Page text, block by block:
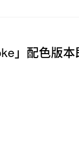
」配色版本